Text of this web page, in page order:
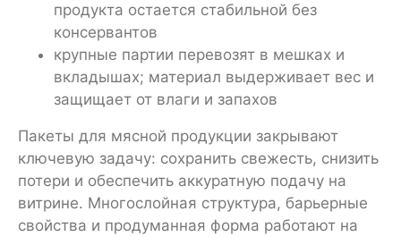
продукта остается стабильной без
консервантов
крупные партии перевозят в мешках и
вкладышах; материал выдерживает вес и
защищает от влаги и запахов
Пакеты для мясной продукции закрывают
ключевую задачу: сохранить свежесть, снизить
потери и обеспечить аккуратную подачу на
витрине. Многослойная структура, барьерные
свойства и продуманная форма работают на